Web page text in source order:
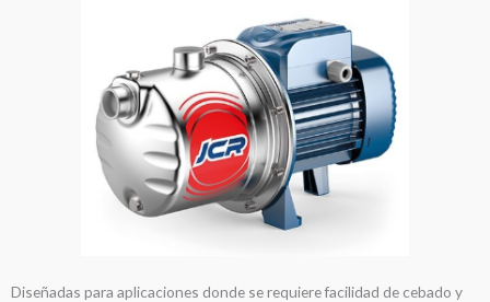
Diseñadas para aplicaciones donde se requiere facilidad de cebado y